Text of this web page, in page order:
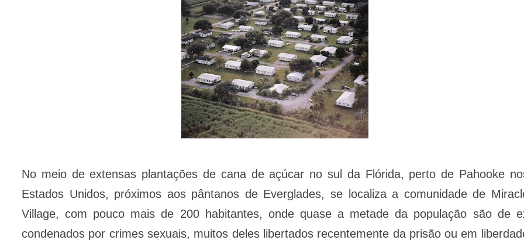
No meio de extensas plantações de cana de açúcar no sul da Flórida, perto de Pahooke
Estados Unidos, próximos aos pântanos de Everglades, se localiza a comunidade de
Village, com pouco mais de 200 habitantes, onde quase a metade da população são de
condenados por crimes sexuais, muitos deles libertados recentemente da prisão ou em